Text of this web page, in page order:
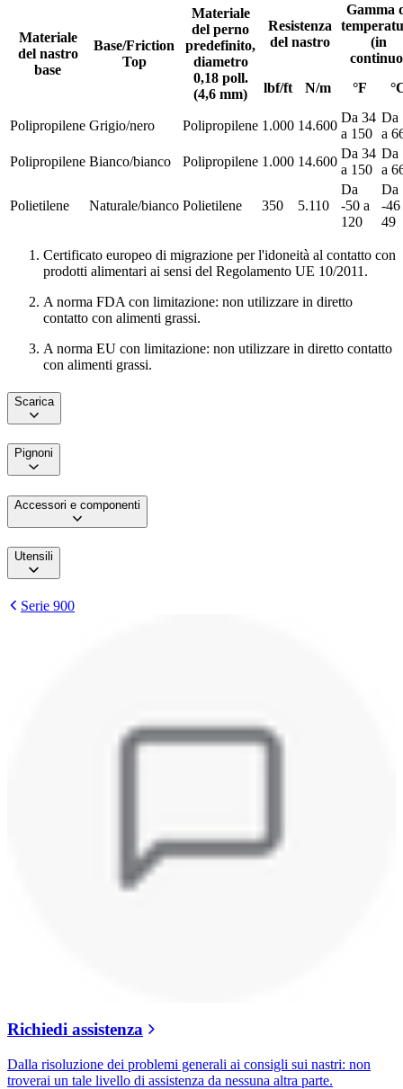
Materiale
del nastro
base
Base/Friction
Top
Materiale
del perno
predefinito,
diametro
0,18 poll.
(4,6 mm)
Resistenza
del nastro
Gamma
(in
lbf/ft
N/m °F
Polipropilene Grigio/nero Polipropilene 1.000 14.600
Da 34
a 150
Da
a
Polipropilene Bianco/bianco Polipropilene 1.000 14.600
Da 34
a 150
Da
a
Polietilene Naturale/bianco Polietilene 350 5.110
Da
-50 a
120
Da
-46
49
Certificato europeo di migrazione per l'idoneità al contatto con
prodotti alimentari ai sensi del Regolamento UE 10/2011.
A norma FDA con limitazione: non utilizzare in diretto
contatto con alimenti grassi.
A norma EU con limitazione: non utilizzare in diretto contatto
con alimenti grassi.
Scarica
Pignoni
Accessori e componenti
Utensili
Serie 900
Richiedi assistenza
Dalla risoluzione dei problemi generali ai consigli sui nastri: non
troverai un tale livello di assistenza da nessuna altra parte.